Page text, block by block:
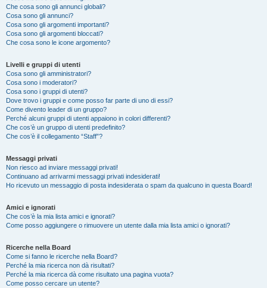
Che cosa sono gli annunci globali?
Cosa sono gli annunci?
Cosa sono gli argomenti importanti?
Cosa sono gli argomenti bloccati?
Che cosa sono le icone argomento?
Livelli e gruppi di utenti
Cosa sono gli amministratori?
Cosa sono i moderatori?
Cosa sono i gruppi di utenti?
Dove trovo i gruppi e come posso far parte di uno di essi?
Come divento leader di un gruppo?
Perché alcuni gruppi di utenti appaiono in colori differenti?
Che cos’è un gruppo di utenti predefinito?
Che cos’è il collegamento “Staff”?
Messaggi privati
Non riesco ad inviare messaggi privati!
Continuano ad arrivarmi messaggi privati indesiderati!
Ho ricevuto un messaggio di posta indesiderata o spam da qualcuno in questa Board!
Amici e ignorati
Che cos’è la mia lista amici e ignorati?
Come posso aggiungere o rimuovere un utente dalla mia lista amici o ignorati?
Ricerche nella Board
Come si fanno le ricerche nella Board?
Perché la mia ricerca non dà risultati?
Perché la mia ricerca dà come risultato una pagina vuota?
Come posso cercare un utente?